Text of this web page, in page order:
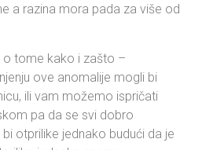
a razina mora pada za više od
o tome kako i zašto –
ove anomalije mogli bi
ili vam možemo ispričati
pa da se svi dobro
otprilike jednako budući da je